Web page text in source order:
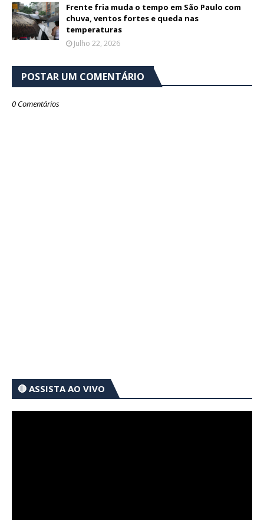
Frente fria muda o tempo em São Paulo com
chuva, ventos fortes e queda nas
temperaturas
Julho 22, 2026
POSTAR UM COMENTÁRIO
0 Comentários
🔴 ASSISTA AO VIVO